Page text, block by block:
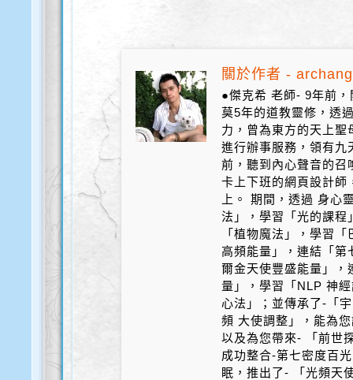
關於作者 -
●傑克希 老師- 9年前
莫5年的道教靈修，透
力，曾為東方的天上
進行辦事服務，領有
前，聽到內心聲音的召
卡上下班的網頁設計師
上。 期間，透過 身心
法」，學習「光的課程
「植物魔法」，學習
高頻能量」，連結「第
爾金天使豐盛能量」，
量」，學習「NLP 神
心法」；並傳承了-「
頻 大使調整」，能為
以及為您帶來- 「前世
成功整合-第七密度百
眠，推出了- 「光頻天